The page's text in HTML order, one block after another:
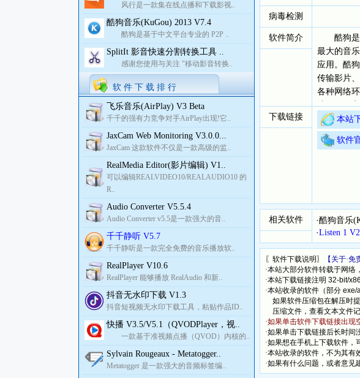
风行是一款集在线点播和下载影视..
酷狗音乐(KuGou) 2013 V7.4
酷狗是基于中文平台专业的 P2P ..
SplitIt 影音快速分割转换工具 ..
感谢您使用与关注 "移动影音转换..
软 件 下 载 排 行
飞乐音乐(AirPlay) V3 Beta
千千的强有力竞争对手AirPlay出现!它..
JaxCam Web Monitoring V3.0.0...
JaxCam 这款软件不仅是一款高级的监..
RealMedia Editor(影片编辑) V1..
可以编辑REALVIDEO10/REALAUDIO10 的
R..
Audio Converter V5.5.4
Audio Converter v5.5是一款强大的音..
千千静听 V5.7
千千静听是一款完全免费的音乐播放软..
RealPlayer V10.6
RealPlayer 能够播放 RealAudio 和新..
抖音无水印下载 V1.3
抖音短视频无水印下载工具，粘贴作品ID..
快播 V3.5/V5.1（QVODPlayer，视..
一款基于准视频点播（QVOD）内核的..
Sylvain Rougeaux - Metatogger..
Metatogger 是一款强大的音频标签编..
病毒检测
软件简介
酷狗是基
最大的音
应用。酷
传输影片
各种网络
让聊天，
脑里的文
下载链接 本站
软件
相关软件 ·酷狗音乐
·Listen 1
〖软件下载说明〗
【关于·免
·本站大部分软件转载于网络
·本站下载链接注明 32-bit/x86
·本站收录的软件（部分 exe/
如果软件压缩包在解压时
压缩文件，查看文本文件记
·如果单击软件下载链接出现
·如果单击下载链接后长时间
·如果想在手机上下载软件，
·本站收录的软件，不为其有
·如果有什么问题，或者意见